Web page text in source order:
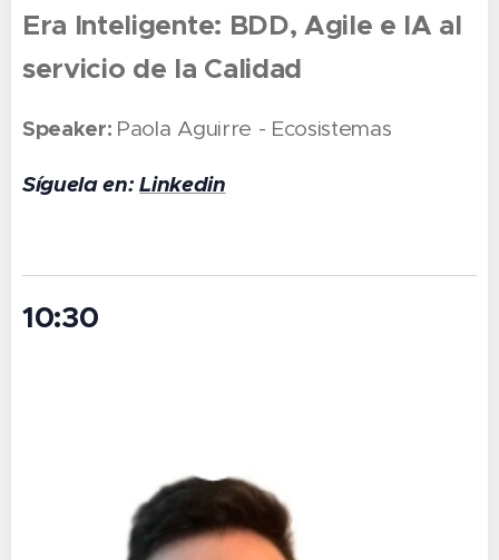
Era Inteligente: BDD, Agile e IA al
servicio de la Calidad
Speaker: Paola Aguirre - Ecosistemas
Síguela en:Linkedin
10:30